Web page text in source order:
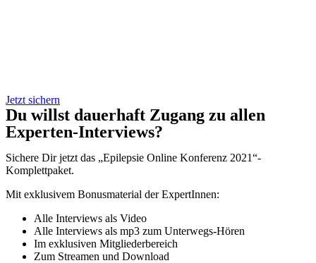
Jetzt sichern
Du willst dauerhaft Zugang zu allen
Experten-Interviews?
Sichere Dir jetzt das „Epilepsie Online Konferenz 2021“-
Komplettpaket.
Mit exklusivem Bonusmaterial der ExpertInnen:
Alle Interviews als Video
Alle Interviews als mp3 zum Unterwegs-Hören
Im exklusiven Mitgliederbereich
Zum Streamen und Download